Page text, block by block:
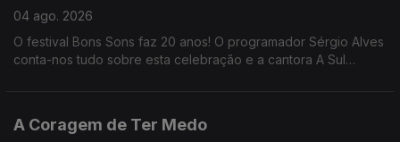
04 ago. 2026
O festival Bons Sons faz 20 anos! O programador Sérgio Alves
conta-nos tudo sobre esta celebração e a cantora A Sul
A Coragem de Ter Medo